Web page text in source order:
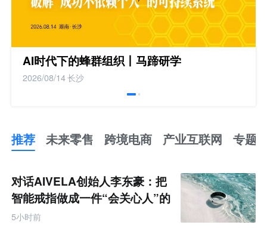
AI时代下的蜂群组织丨马蹄研学
2026/08/14长沙
推荐 未来零售 跨境电商 产业互联网 专题
来
零
售
跨
境
对话AIVELA创始人李东豪：把
智能戒指做成一件“会关心人”的
饰品
5小时前